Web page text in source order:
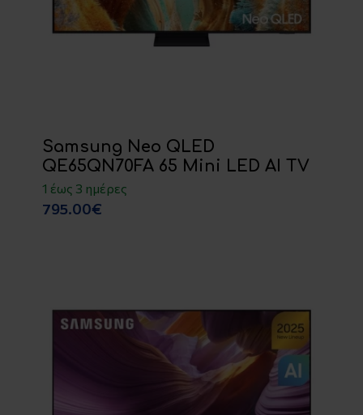
Samsung Neo QLED
QE65QN70FA 65 Mini LED AI TV
1 έως 3 ημέρες
795.00€